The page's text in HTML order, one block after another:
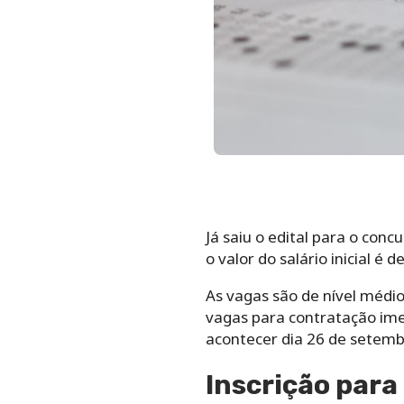
Já saiu o edital para o
o valor do salário inicial é
As vagas são de nível
vagas para contratação
acontecer dia 26 de
Inscrição para